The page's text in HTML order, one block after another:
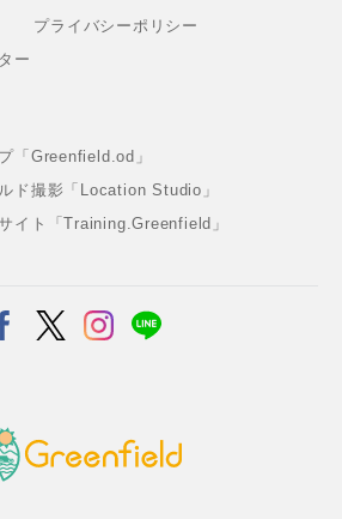
プライバシーポリシー
ー
「Greenfield.od」
ド撮影「Location Studio」
イト「Training.Greenfield」